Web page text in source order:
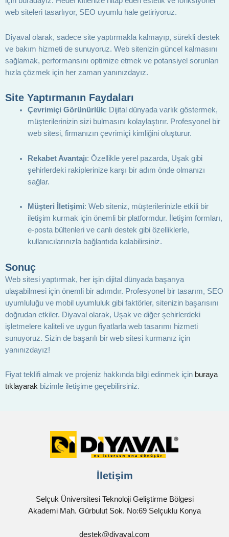
web siteleri tasarlıyor, SEO uyumlu hale getiriyoruz.
Diyaval olarak, sadece site yaptırmakla kalmayıp, sürekli destek
ve bakım hizmeti de sunuyoruz. Web sitenizin güncel kalmasını
sağlamak, performansını optimize etmek ve potansiyel sorunları
hızla çözmek için her zaman yanınızdayız.
Site Yaptırmanın Faydaları
Çevrimiçi Görünürlük: Dijital dünyada varlık göstermek,
müşterilerinizin sizi bulmasını kolaylaştırır. Profesyonel bir
web sitesi, firmanızın çevrimiçi kimliğini oluşturur.
Rekabet Avantajı: Özellikle yerel pazarda, Uşak gibi
şehirlerdeki rakiplerinize karşı bir adım önde olmanızı
sağlar.
Müşteri İletişimi: Web siteniz, müşterilerinizle etkili bir
iletişim kurmak için önemli bir platformdur. İletişim formları,
e-posta bültenleri ve canlı destek gibi özelliklerle,
kullanıcılarınızla bağlantıda kalabilirsiniz.
Sonuç
Web sitesi yaptırmak, her işin dijital dünyada başarıya
ulaşabilmesi için önemli bir adımdır. Profesyonel bir tasarım, SEO
uyumluluğu ve mobil uyumluluk gibi faktörler, sitenizin başarısını
doğrudan etkiler. Diyaval olarak, Uşak ve diğer şehirlerdeki
işletmelere kaliteli ve uygun fiyatlarla web tasarımı hizmeti
sunuyoruz. Sizin de başarılı bir web sitesi kurmanız için
yanınızdayız!
Fiyat teklifi almak ve projeniz hakkında bilgi edinmek için buraya
tıklayarak bizimle iletişime geçebilirsiniz.
İletişim
Selçuk Üniversitesi Teknoloji Geliştirme Bölgesi
Akademi Mah. Gürbulut Sok. No:69 Selçuklu Konya
destek@diyaval.com